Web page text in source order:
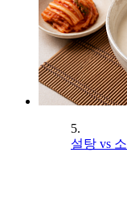
5.
설탕 vs